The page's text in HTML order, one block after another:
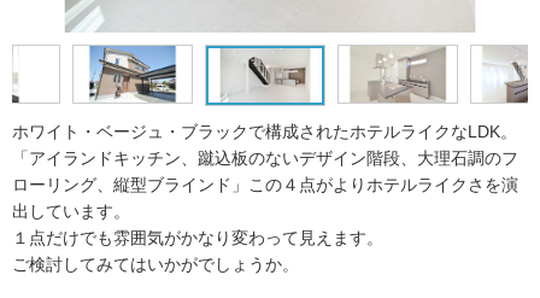
ホワイト・ベージュ・ブラックで構成されたホテルライクなLDK。
「アイランドキッチン、蹴込板のないデザイン階段、大理石調のフ
ローリング、縦型ブラインド」この４点がよりホテルライクさを演
出しています。
１点だけでも雰囲気がかなり変わって見えます。
ご検討してみてはいかがでしょうか。